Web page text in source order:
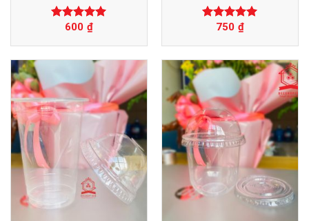
Được xếp
sao
600 ₫
Được xếp
sao
750 ₫